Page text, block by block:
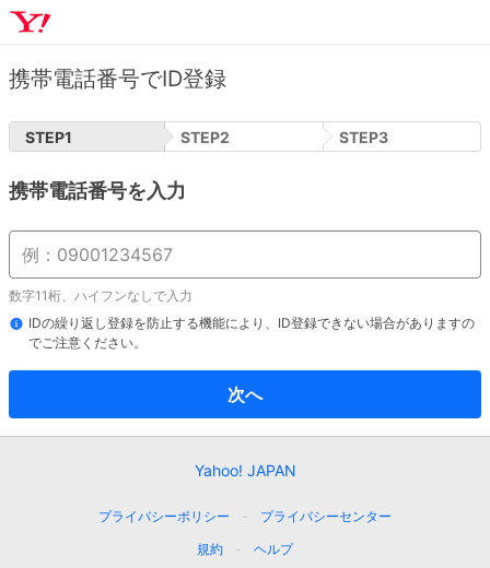
携帯電話番号でID登録
STEP1 STEP2 STEP3
携帯電話番号を入力
数字11桁、ハイフンなしで入力
IDの繰り返し登録を防止する機能により、ID登録できない場合がありますの
でご注意ください。
次へ
Yahoo! JAPAN
プライバシーポリシー
プライバシーセンター
規約
ヘルプ